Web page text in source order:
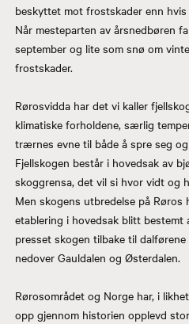
beskyttet mot frostskader enn
Når mesteparten av årsnedbøren
september og lite som snø om
frostskader.
Rørosvidda har det vi kaller
klimatiske forholdene, særlig
trærnes evne til både å spre seg
Fjellskogen består i hovedsak av
skoggrensa, det vil si hvor vidt og
Men skogens utbredelse på Røros
etablering i hovedsak blitt bestemt
presset skogen tilbake til
nedover Gauldalen og Østerdalen.
Rørosområdet og Norge har, i
opp gjennom historien opplevd